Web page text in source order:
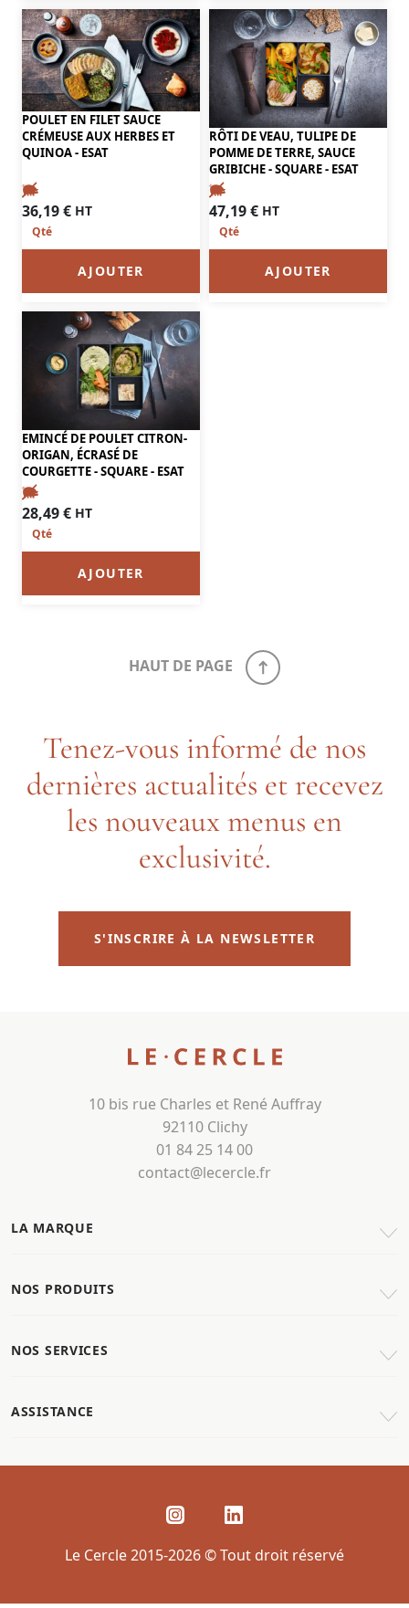
POULET EN FILET SAUCE
CRÉMEUSE AUX HERBES ET
QUINOA - ESAT
36,19€ HT
AJOUTER
RÔTI DE VEAU, TULIPE DE
POMME DE TERRE, SAUCE
GRIBICHE - SQUARE - ESAT
47,19€ HT
AJOUTER
EMINCÉ DE POULET CITRON-
ORIGAN, ÉCRASÉ DE
COURGETTE - SQUARE - ESAT
28,49€ HT
AJOUTER
HAUT DE PAGE
Tenez-vous informé de nos
dernières actualités et recevez
les nouveaux menus en
exclusivité.
S'INSCRIRE À LA NEWSLETTER
10 bis rue Charles et René Auffray
92110 Clichy
01 84 25 14 00
contact@lecercle.fr
LA MARQUE
NOS PRODUITS
NOS SERVICES
ASSISTANCE
Le Cercle 2015-2026 © Tout droit réservé